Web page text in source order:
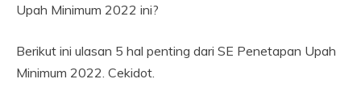
Upah Minimum 2022 ini?
Berikut ini ulasan 5 hal penting dari SE Penetapan Upah
Minimum 2022. Cekidot.